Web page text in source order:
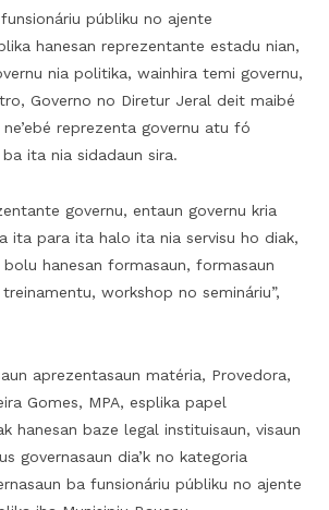
públiku no ajente
hanesan reprezentante estadu nian,
nia politika, wainhira temi governu,
Governo no Diretur Jeral deit maibé
reprezenta governu atu fó
ita nia sidadaun sira.
governu, entaun governu kria
ita para ita halo ita nia servisu ho diak,
hanesan formasaun, formasaun
workshop no semináriu”,
aprezentasaun matéria, Provedora,
Gomes, MPA, esplika papel
hanesan baze legal instituisaun, visaun
governasaun dia’k no kategoria
ba funsionáriu públiku no ajente